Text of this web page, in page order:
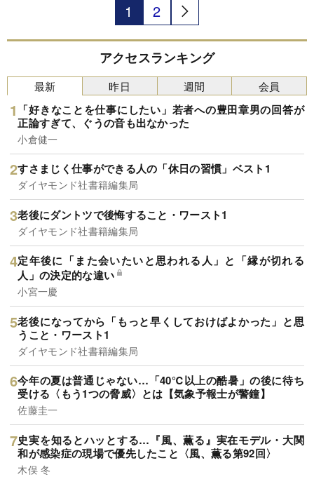
1 2
アクセスランキング
最新
「好きなことを仕事にしたい」若者への豊田章男の回答が
正論すぎて、ぐうの音も出なかった
小倉健一
すさまじく仕事ができる人の「休日の習慣」ベスト1
ダイヤモンド社書籍編集局
老後にダントツで後悔すること・ワースト1
ダイヤモンド社書籍編集局
定年後に「また会いたいと思われる人」と「縁が切れる
人」の決定的な違い
小宮一慶
老後になってから「もっと早くしておけばよかった」と思
うこと・ワースト1
ダイヤモンド社書籍編集局
今年の夏は普通じゃない…「40℃以上の酷暑」の後に待ち
受ける〈もう1つの脅威〉とは【気象予報士が警鐘】
佐藤圭一
史実を知るとハッとする…『風、薫る』実在モデル・大関
和が感染症の現場で優先したこと〈風、薫る第92回〉
木俣 冬
昨日 週間 会員